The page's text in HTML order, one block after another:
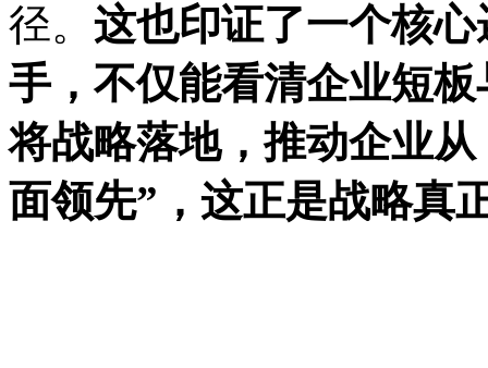
径。 这也印证了一个核
手，不仅能看清企业短
将战略落地，推动企业从
面领先”，这正是战略真